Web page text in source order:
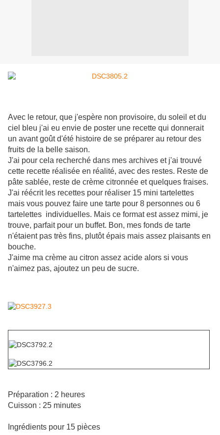
Avec le retour, que j'espère non provisoire, du soleil et du
ciel bleu j'ai eu envie de poster une recette qui donnerait
un avant goût d'été histoire de se préparer au retour des
fruits de la belle saison.
J'ai pour cela recherché dans mes archives et j'ai trouvé
cette recette réalisée en réalité, avec des restes. Reste de
pâte sablée, reste de crème citronnée et quelques fraises.
J'ai réécrit les recettes pour réaliser 15 mini tartelettes
mais vous pouvez faire une tarte pour 8 personnes ou 6
tartelettes individuelles. Mais ce format est assez mimi, je
trouve, parfait pour un buffet. Bon, mes fonds de tarte
n'étaient pas très fins, plutôt épais mais assez plaisants en
bouche.
J'aime ma crème au citron assez acide alors si vous
n'aimez pas, ajoutez un peu de sucre.
Préparation : 2 heures
Cuisson : 25 minutes
Ingrédients pour 15 pièces